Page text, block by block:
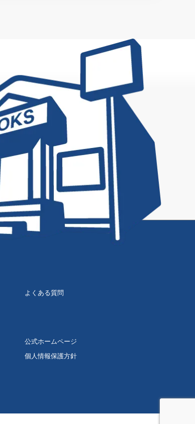
よくある質問
公式ホームページ
個人情報保護方針